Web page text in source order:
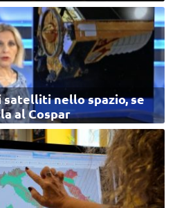
satelliti nello spazio, se
al Cospar